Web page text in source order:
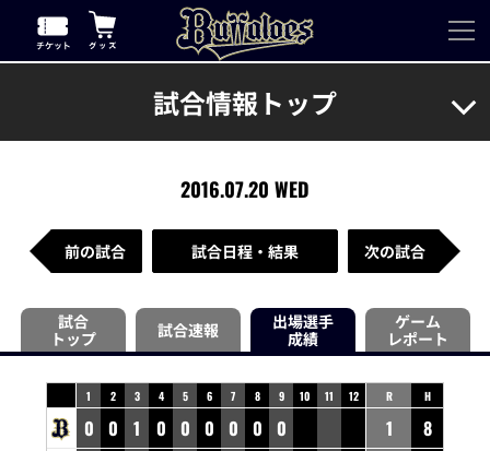
試合情報トップ
2016.07.20 WED
前の試合 試合日程・結果 次の試合
試合
トップ
試合速報
出場選手
成績
ゲーム
レポート
1 2 3 4 5 6 7 8 9 10 11 12
0 0 1 0 0 0 0 0 0
R H
1
8